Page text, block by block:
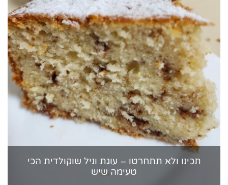
תכינו ולא תתחרטו – עוגת וניל שוקולדית הכי
טעימה שיש